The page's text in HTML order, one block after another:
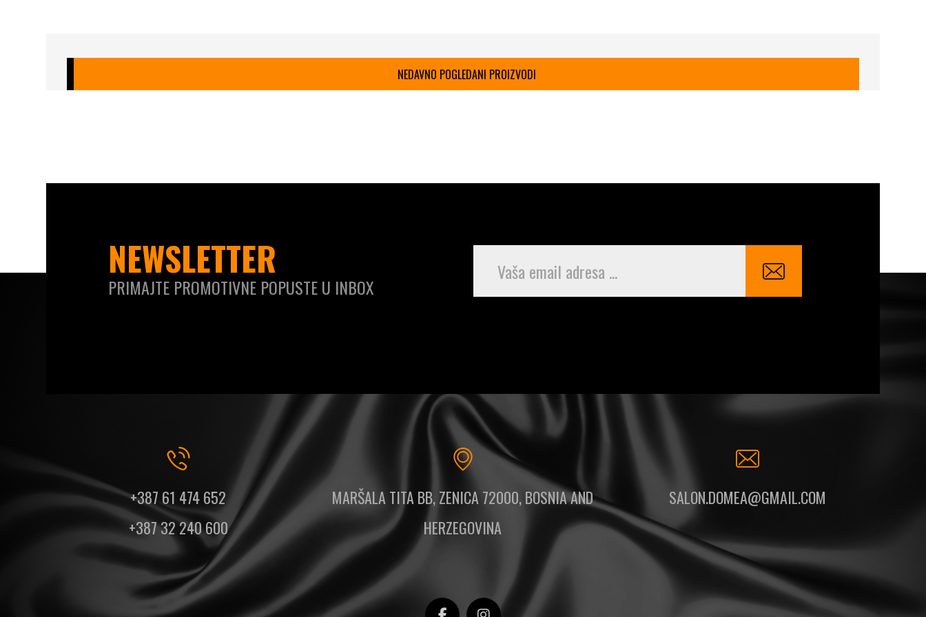
NEDAVNO POGLEDANI PROIZVODI
NEWSLETTER
PRIMAJTE PROMOTIVNE POPUSTE U INBOX
+387 61 474 652
+387 32 240 600
MARŠALA TITA BB, ZENICA 72000, BOSNIA AND
HERZEGOVINA
SALON.DOMEA@GMAIL.COM